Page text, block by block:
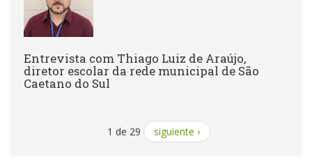
Entrevista com Thiago Luiz de Araújo,
diretor escolar da rede municipal de São
Caetano do Sul
1 de 29 siguiente ›